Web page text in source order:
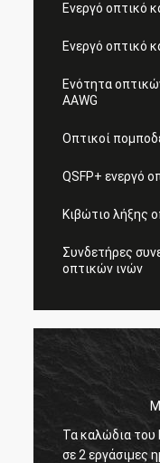
Ενεργό οπτικό
Ενεργό οπτικό
Ενότητα
AAWG
Οπτικοί
QSFP+ ενεργό
Κιβώτιο λήξης
Συνδετήρες
οπτικών ινών
Τα καλώδια του
σε 2 εργάσιμες